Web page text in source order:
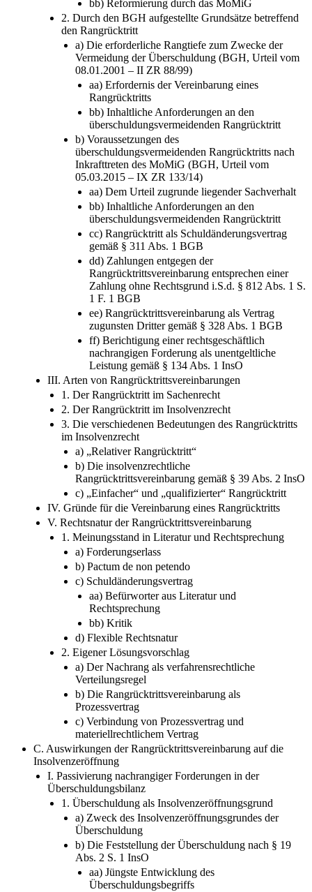
bb) Reformierung durch das MoMiG
2. Durch den BGH aufgestellte Grundsätze betreffend
den Rangrücktritt
a) Die erforderliche Rangtiefe zum Zwecke der
Vermeidung der Überschuldung (BGH, Urteil vom
08.01.2001 – II ZR 88/99)
aa) Erfordernis der Vereinbarung eines
Rangrücktritts
bb) Inhaltliche Anforderungen an den
überschuldungsvermeidenden Rangrücktritt
b) Voraussetzungen des
überschuldungsvermeidenden Rangrücktritts nach
Inkrafttreten des MoMiG (BGH, Urteil vom
05.03.2015 – IX ZR 133/14)
aa) Dem Urteil zugrunde liegender Sachverhalt
bb) Inhaltliche Anforderungen an den
überschuldungsvermeidenden Rangrücktritt
cc) Rangrücktritt als Schuldänderungsvertrag
gemäß § 311 Abs. 1 BGB
dd) Zahlungen entgegen der
Rangrücktrittsvereinbarung entsprechen einer
Zahlung ohne Rechtsgrund i.S.d. § 812 Abs. 1 S.
1 F. 1 BGB
ee) Rangrücktrittsvereinbarung als Vertrag
zugunsten Dritter gemäß § 328 Abs. 1 BGB
ff) Berichtigung einer rechtsgeschäftlich
nachrangigen Forderung als unentgeltliche
Leistung gemäß § 134 Abs. 1 InsO
III. Arten von Rangrücktrittsvereinbarungen
1. Der Rangrücktritt im Sachenrecht
2. Der Rangrücktritt im Insolvenzrecht
3. Die verschiedenen Bedeutungen des Rangrücktritts
im Insolvenzrecht
a) „Relativer Rangrücktritt“
b) Die insolvenzrechtliche
Rangrücktrittsvereinbarung gemäß § 39 Abs. 2 InsO
c) „Einfacher“ und „qualifizierter“ Rangrücktritt
IV. Gründe für die Vereinbarung eines Rangrücktritts
V. Rechtsnatur der Rangrücktrittsvereinbarung
1. Meinungsstand in Literatur und Rechtsprechung
a) Forderungserlass
b) Pactum de non petendo
c) Schuldänderungsvertrag
aa) Befürworter aus Literatur und
Rechtsprechung
bb) Kritik
d) Flexible Rechtsnatur
2. Eigener Lösungsvorschlag
a) Der Nachrang als verfahrensrechtliche
Verteilungsregel
b) Die Rangrücktrittsvereinbarung als
Prozessvertrag
c) Verbindung von Prozessvertrag und
materiellrechtlichem Vertrag
C. Auswirkungen der Rangrücktrittsvereinbarung auf die
Insolvenzeröffnung
I. Passivierung nachrangiger Forderungen in der
Überschuldungsbilanz
1. Überschuldung als Insolvenzeröffnungsgrund
a) Zweck des Insolvenzeröffnungsgrundes der
Überschuldung
b) Die Feststellung der Überschuldung nach § 19
Abs. 2 S. 1 InsO
aa) Jüngste Entwicklung des
Überschuldungsbegriffs